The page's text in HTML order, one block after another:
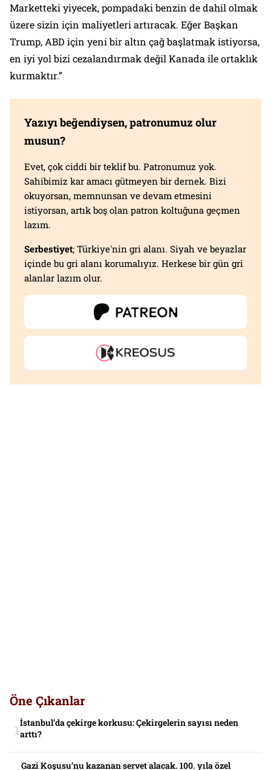
Marketteki yiyecek, pompadaki benzin de dahil olmak
üzere sizin için maliyetleri artıracak. Eğer Başkan
Trump, ABD için yeni bir altın çağ başlatmak istiyorsa,
en iyi yol bizi cezalandırmak değil Kanada ile ortaklık
kurmaktır.”
Yazıyı beğendiysen, patronumuz olur
musun?
Evet, çok ciddi bir teklif bu. Patronumuz yok.
Sahibimiz kar amacı gütmeyen bir dernek. Bizi
okuyorsan, memnunsan ve devam etmesini
istiyorsan, artık boş olan patron koltuğuna geçmen
lazım.
Serbestiyet; Türkiye'nin gri alanı. Siyah ve beyazlar
içinde bu gri alanı korumalıyız. Herkese bir gün gri
alanlar lazım olur.
Öne Çıkanlar
İstanbul’da çekirge korkusu: Çekirgelerin sayısı neden
arttı?
Gazi Koşusu’nu kazanan servet alacak. 100. yıla özel